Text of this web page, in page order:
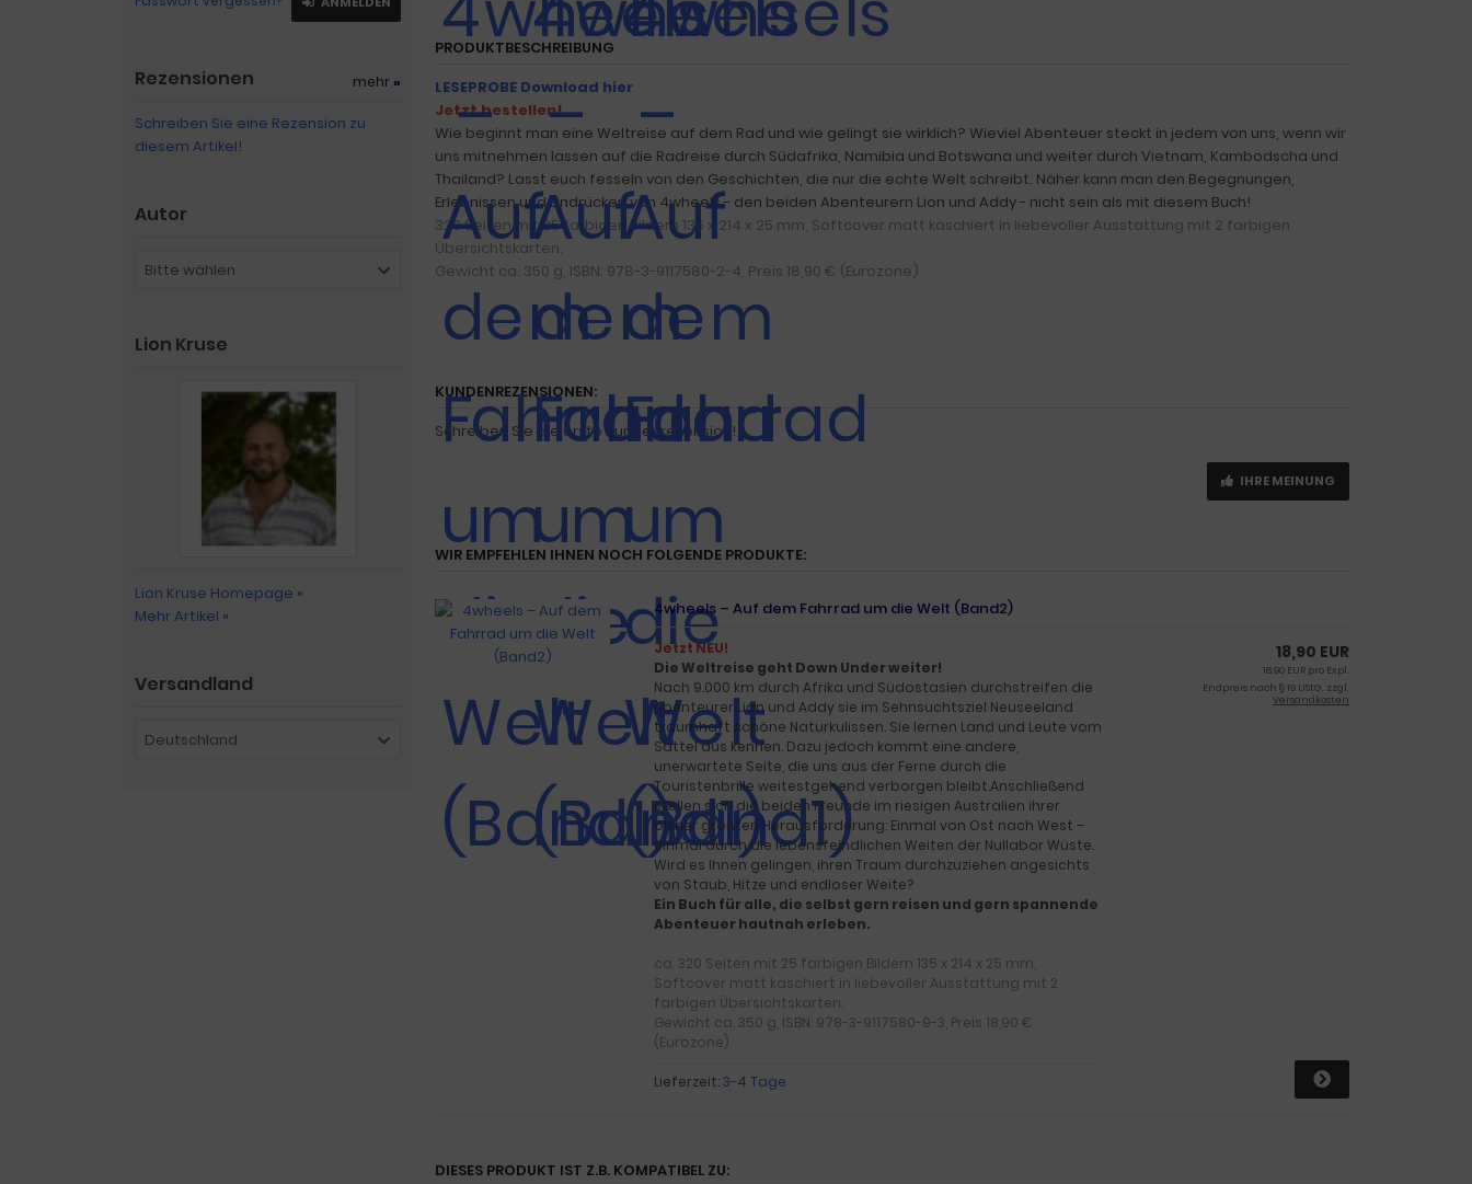
PRODUKTBESCHREIBUNG
LESEPROBE Download hier
Jetzt bestellen!
Wie beginnt man eine Weltreise auf dem Rad und wie gelingt sie wirklich? Wieviel Abenteuer steckt in jedem von uns, wenn wir
uns mitnehmen lassen auf die Radreise durch Südafrika, Namibia und Botswana und weiter durch Vietnam, Kambodscha und
Thailand? Lasst euch fesseln von den Geschichten, die nur die echte Welt schreibt. Näher kann man den Begegnungen,
Erlebnissen und Eindrücken von 4wheels - den beiden Abenteurern Lion und Addy - nicht sein als mit diesem Buch!
320 Seiten mit 25 farbigen Bildern 135 x 214 x 25 mm, Softcover matt kaschiert in liebevoller Ausstattung mit 2 farbigen
Übersichtskarten.
Gewicht ca. 350 g, ISBN: 978-3-9117580-2-4, Preis 18,90 € (Eurozone)
KUNDENREZENSIONEN:
Schreiben Sie die erste Kundenrezension!
IHRE MEINUNG
WIR EMPFEHLEN IHNEN NOCH FOLGENDE PRODUKTE:
4wheels – Auf dem Fahrrad um die Welt (Band2)
Jetzt NEU!
Die Weltreise geht Down Under weiter!
Nach 9.000 km durch Afrika und Südostasien durchstreifen die
Abenteurer Lion und Addy sie im Sehnsuchtsziel Neuseeland
traumhaft schöne Naturkulissen. Sie lernen Land und Leute vom
Sattel aus kennen. Dazu jedoch kommt eine andere,
unerwartete Seite, die uns aus der Ferne durch die
Touristenbrille weitestgehend verborgen bleibt.Anschließend
stellen sich die beiden Freunde im riesigen Australien ihrer
bisher größten Herausforderung: Einmal von Ost nach West –
einmal durch die lebensfeindlichen Weiten der Nullabor Wüste.
Wird es Ihnen gelingen, ihren Traum durchzuziehen angesichts
von Staub, Hitze und endloser Weite?
Ein Buch für alle, die selbst gern reisen und gern spannende
Abenteuer hautnah erleben.
ca. 320 Seiten mit 25 farbigen Bildern 135 x 214 x 25 mm,
Softcover matt kaschiert in liebevoller Ausstattung mit 2
farbigen Übersichtskarten.
Gewicht ca. 350 g, ISBN: 978-3-9117580-9-3, Preis 18,90 €
(Eurozone)
Lieferzeit:3-4 Tage
18,90 EUR
18,90 EUR pro Expl.
Endpreis nach § 19 UStG. zzgl.
Versandkosten
DIESES PRODUKT IST Z.B. KOMPATIBEL ZU:
Rezensionen mehr »
Schreiben Sie eine Rezension zu
diesem Artikel!
Autor
Bitte wählen
Lion Kruse
Lion Kruse Homepage »
Mehr Artikel »
Versandland
Deutschland